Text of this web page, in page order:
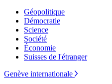
Géopolitique
Démocratie
Science
Société
Économie
Suisses de l'étranger
Genève internationale